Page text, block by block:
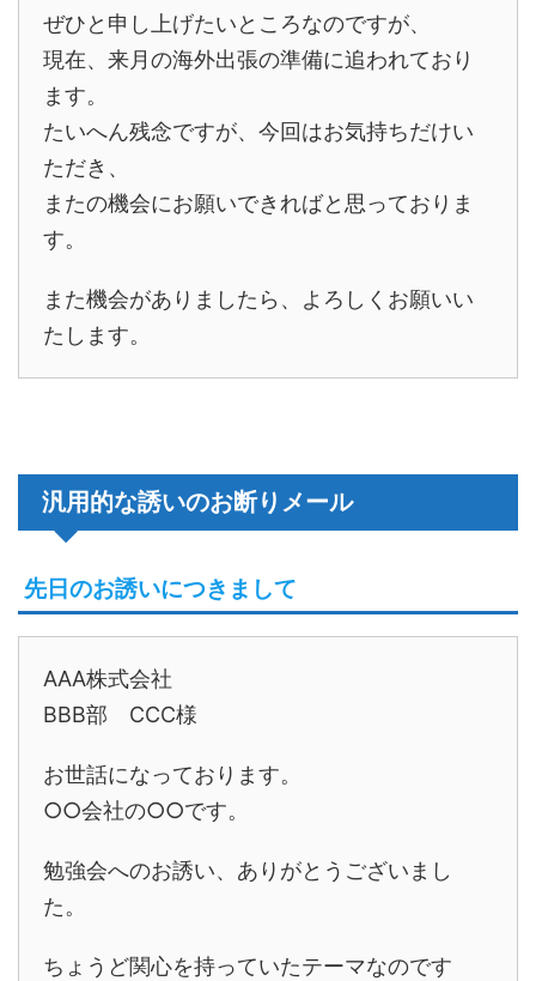
ぜひと申し上げたいところなのですが、
現在、来月の海外出張の準備に追われており
ます。
たいへん残念ですが、今回はお気持ちだけい
ただき、
またの機会にお願いできればと思っておりま
す。
また機会がありましたら、よろしくお願いい
たします。
汎用的な誘いのお断りメール
先日のお誘いにつきまして
AAA株式会社
BBB部 CCC様
お世話になっております。
○○会社の○○です。
勉強会へのお誘い、ありがとうございまし
た。
ちょうど関心を持っていたテーマなのです